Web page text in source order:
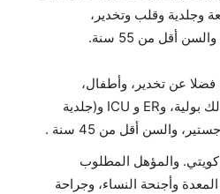
وجلدية وقلب وتخدير،
عن تخدير، وأطفال،
وباطنية، وجهاز هضمي، ومسالك بولية، وER و ICU و(جلدية
بمرتب 300 دينار كويتي. والمؤهل المطلوب
وأجنحة النساء، وجراحة